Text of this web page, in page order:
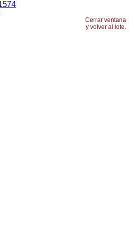
Cerrar ventana
y volver al lote.